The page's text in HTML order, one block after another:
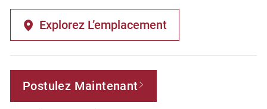
Explorez L’emplacement
Postulez Maintenant